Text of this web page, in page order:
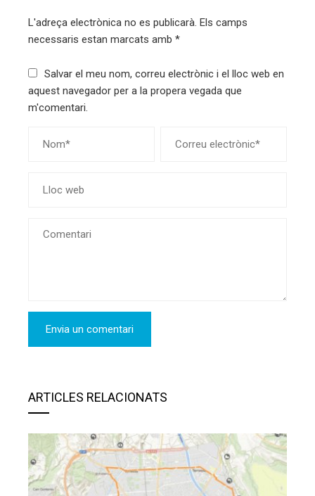
L'adreça electrònica no es publicarà. Els camps
necessaris estan marcats amb *
Salvar el meu nom, correu electrònic i el lloc web en
aquest navegador per a la propera vegada que
m'comentari.
ARTICLES RELACIONATS